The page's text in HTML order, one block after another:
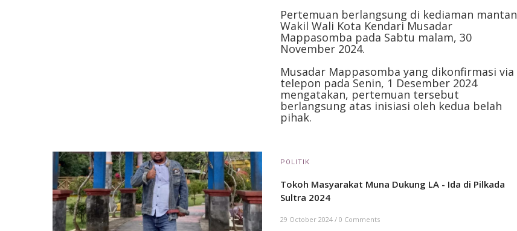
Pertemuan berlangsung di kediaman mantan
Wakil Wali Kota Kendari Musadar
Mappasomba pada Sabtu malam, 30
November 2024.
Musadar Mappasomba yang dikonfirmasi via
telepon pada Senin, 1 Desember 2024
mengatakan, pertemuan tersebut
berlangsung atas inisiasi oleh kedua belah
pihak.
POLITIK
Tokoh Masyarakat Muna Dukung LA - Ida di Pilkada
Sultra 2024
29 October 2024 / 0 Comments